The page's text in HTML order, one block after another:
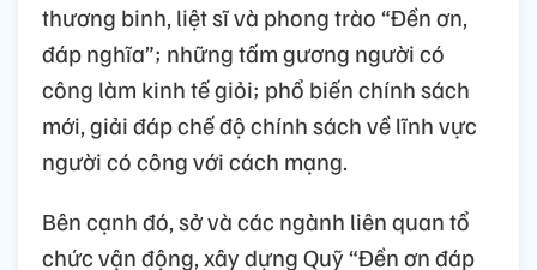
thương binh, liệt sĩ và phong trào “Đền ơn,
đáp nghĩa”; những tấm gương người có
công làm kinh tế giỏi; phổ biến chính sách
mới, giải đáp chế độ chính sách về lĩnh vực
người có công với cách mạng.
Bên cạnh đó, sở và các ngành liên quan tổ
chức vận động, xây dựng Quỹ “Đền ơn đáp